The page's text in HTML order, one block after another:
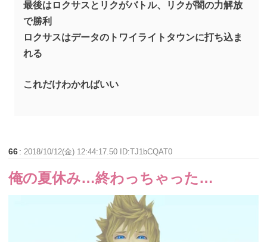
最後はロクサスとリクがバトル、リクが闇の力解放
で勝利
ロクサスはデータのトワイライトタウンに打ち込ま
れる
これだけわかればいい
66 : 2018/10/12(金) 12:44:17.50 ID:TJ1bCQAT0
俺の夏休み…終わっちゃった…